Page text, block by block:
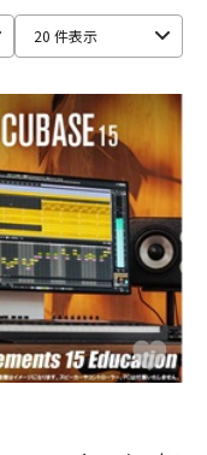
ェクター
アクセサ
20 件表示